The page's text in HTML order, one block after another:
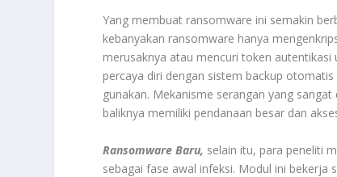
Yang membuat ransomware ini semakin
kebanyakan ransomware hanya
merusaknya atau mencuri token
percaya diri dengan sistem backup
gunakan. Mekanisme serangan yang
baliknya memiliki pendanaan besar dan
Ransomware Baru, selain itu, para peneliti
sebagai fase awal infeksi. Modul ini bekerja